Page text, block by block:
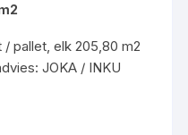
pallet, elk 205,80 m2
JOKA / INKU